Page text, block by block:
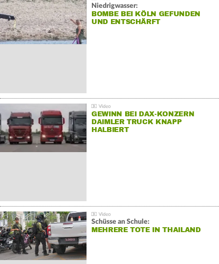
Niedrigwasser:
BOMBE BEI KÖLN GEFUNDEN
UND ENTSCHÄRFT
GEWINN BEI DAX-KONZERN
DAIMLER TRUCK KNAPP
HALBIERT
Schüsse an Schule:
MEHRERE TOTE IN THAILAND